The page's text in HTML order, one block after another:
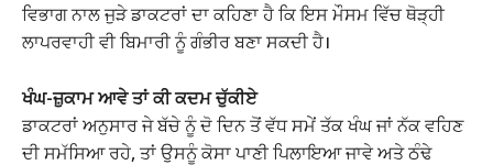
ਵਿਭਾਗ ਨਾਲ ਜੁੜੇ ਡਾਕਟਰਾਂ ਦਾ ਕਹਿਣਾ ਹੈ ਕਿ ਇਸ ਮੌਸਮ ਵਿੱਚ ਥੋੜ੍ਹੀ
ਲਾਪਰਵਾਹੀ ਵੀ ਬਿਮਾਰੀ ਨੂੰ ਗੰਭੀਰ ਬਣਾ ਸਕਦੀ ਹੈ।
ਖੰਘ-ਜ਼ੁਕਾਮ ਆਵੇ ਤਾਂ ਕੀ ਕਦਮ ਚੁੱਕੀਏ
ਡਾਕਟਰਾਂ ਅਨੁਸਾਰ ਜੇ ਬੱਚੇ ਨੂੰ ਦੋ ਦਿਨ ਤੋਂ ਵੱਧ ਸਮੇਂ ਤੱਕ ਖੰਘ ਜਾਂ ਨੱਕ ਵਹਿਣ
ਦੀ ਸਮੱਸਿਆ ਰਹੇ, ਤਾਂ ਉਸਨੂੰ ਕੋਸਾ ਪਾਣੀ ਪਿਲਾਇਆ ਜਾਵੇ ਅਤੇ ਠੰਢੇ